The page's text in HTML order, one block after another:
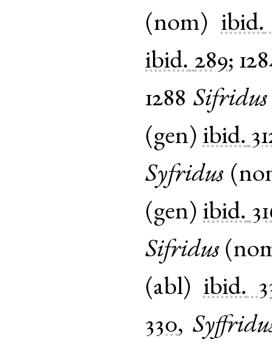
(nom) ibid.
ibid. 289;
1288 Sifridus
(gen) ibid.
Syfridus (
(gen) ibid.
Sifridus (
(abl) ibid.
330,